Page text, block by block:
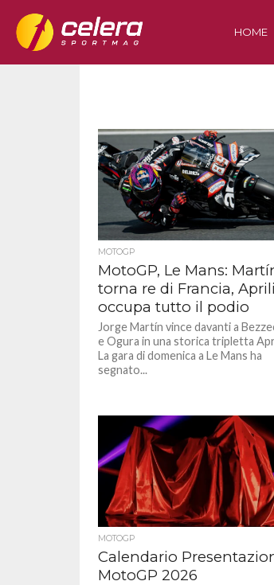
HOME
MOTOGP
MotoGP, Le Mans:
torna re di Francia,
occupa tutto il podio
Jorge Martín vince davanti a
e Ogura in una storica tripletta
La gara di domenica a Le Mans ha
segnato...
MOTOGP
Calendario
MotoGP 2026